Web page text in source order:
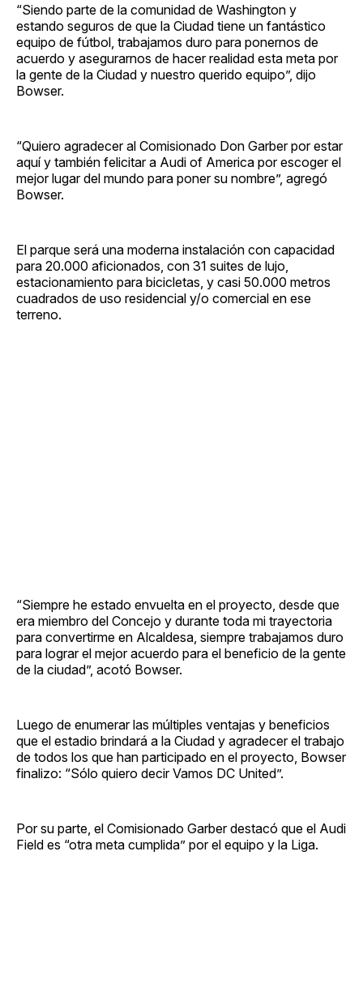
“Siendo parte de la comunidad de Washington y
estando seguros de que la Ciudad tiene un fantástico
equipo de fútbol, trabajamos duro para ponernos de
acuerdo y asegurarnos de hacer realidad esta meta por
la gente de la Ciudad y nuestro querido equipo”, dijo
Bowser.
“Quiero agradecer al Comisionado Don Garber por estar
aquí y también felicitar a Audi of America por escoger el
mejor lugar del mundo para poner su nombre”, agregó
Bowser.
El parque será una moderna instalación con capacidad
para 20.000 aficionados, con 31 suites de lujo,
estacionamiento para bicicletas, y casi 50.000 metros
cuadrados de uso residencial y/o comercial en ese
terreno.
“Siempre he estado envuelta en el proyecto, desde que
era miembro del Concejo y durante toda mi trayectoria
para convertirme en Alcaldesa, siempre trabajamos duro
para lograr el mejor acuerdo para el beneficio de la gente
de la ciudad”, acotó Bowser.
Luego de enumerar las múltiples ventajas y beneficios
que el estadio brindará a la Ciudad y agradecer el trabajo
de todos los que han participado en el proyecto, Bowser
finalizo: “Sólo quiero decir Vamos DC United”.
Por su parte, el Comisionado Garber destacó que el Audi
Field es “otra meta cumplida” por el equipo y la Liga.